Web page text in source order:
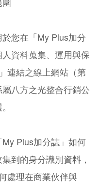
您在「My Plus加分
資料蒐集、運用與保
連結之線上網站（第
八方之光整合行銷公
Plus加分誌」如何
到的身分識別資料，
處理在商業伙伴與